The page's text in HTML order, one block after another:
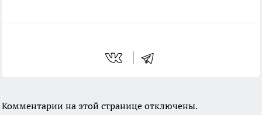
Комментарии на этой странице отключены.